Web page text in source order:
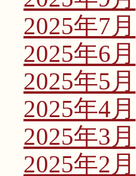
2025年7月
2025年6月
2025年5月
2025年4月
2025年3月
2025年2月